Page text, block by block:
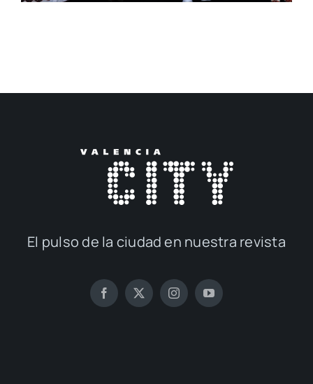
El pul­so de la ciu­dad en nues­tra revis­ta